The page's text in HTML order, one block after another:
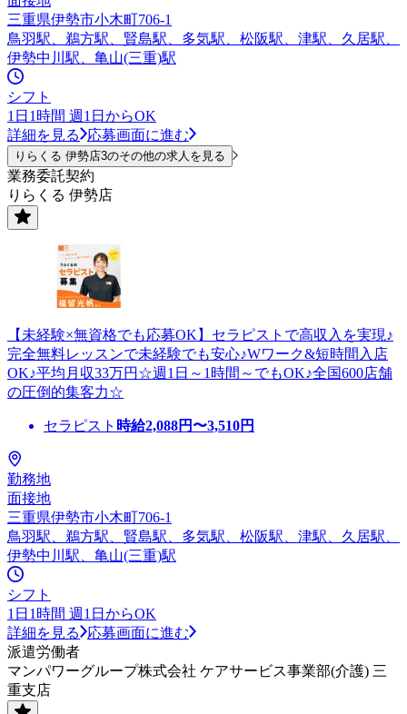
三重県伊勢市小木町706-1
鳥羽駅、鵜方駅、賢島駅、多気駅、松阪駅、津駅、久居駅、
伊勢中川駅、亀山(三重)駅
シフト
1日1時間 週1日からOK
詳細を見る
応募画面に進む
りらくる 伊勢店3のその他の求人を見る
業務委託契約
りらくる 伊勢店
【未経験×無資格でも応募OK】セラピストで高収入を実現♪
完全無料レッスンで未経験でも安心♪Wワーク&短時間入店
OK♪平均月収33万円☆週1日～1時間～でもOK♪全国600店舗
の圧倒的集客力☆
セラピスト 時給2,088円〜3,510円
勤務地
面接地
三重県伊勢市小木町706-1
鳥羽駅、鵜方駅、賢島駅、多気駅、松阪駅、津駅、久居駅、
伊勢中川駅、亀山(三重)駅
シフト
1日1時間 週1日からOK
詳細を見る
応募画面に進む
派遣労働者
マンパワーグループ株式会社 ケアサービス事業部(介護) 三
重支店